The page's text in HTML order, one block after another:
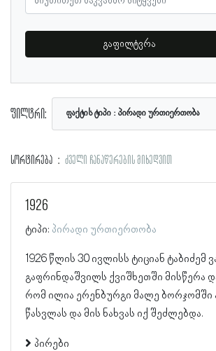
გაფილტვრა
ფილტრი: ფაქტის ტიპი პირადი ურთიერთობა
სორტირება ძველი ჩანაწერების მიხედვით
1926
ტიპი: პირადი ურთიერთობა
1926 წლის 30 ივლისს ტიციან ტაბიძემ
გაფრინდაშვილს ქვიშხეთში მისწერა
რომ ილია ერენბურგი მალე ბორჯომში
წასვლას და მის ნახვას იქ შეძლებდა.
პირები